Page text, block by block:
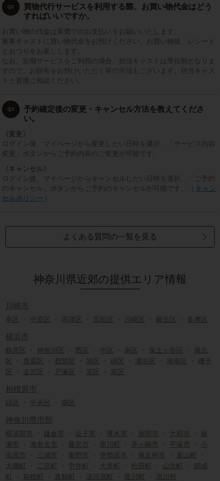
Q2
買物代行サービスを利用する際、お買い物代金はどう
すればいいですか。
お買い物の代金は実費でのお支払いをお願いいたします。
家事キャストに買い物代金をお預けください。お買い物後、レシート
とおつりをお返しします。
なお、定期サービスをご利用の場合、担当キャストは専任制となりま
すので、お財布をお預けいただく等の方法もございます。担当キャス
トと直接ご相談ください。
Q3
予約確定後の変更・キャンセル方法を教えてくださ
い。
《変更》
ログイン後、マイページから変更したい日時を選択、「サービス内容
変更」ボタンからご予約内容のご変更が可能です。
《キャンセル》
ログイン後、マイページからキャンセルしたい日時を選択、「ご予約
のキャンセル」ボタンからご予約のキャンセルが可能です。［
キャン
セルポリシー
よくある質問の一覧を見る
神奈川県近郊の提供エリア情報
川崎市
幸区 ・ 中原区 ・ 高津区 ・ 宮前区 ・ 川崎区 ・ 麻生区 ・ 多摩区
横浜市
鶴見区 ・ 神奈川区 ・ 西区 ・ 中区 ・ 南区 ・ 保土ヶ谷区 ・ 港北
区
・ 青葉区 ・ 都筑区 ・ 旭区 ・ 緑区 ・ 瀬谷区 ・ 港南区 ・ 磯子
区
・ 金沢区 ・ 戸塚区 ・ 栄区 ・ 泉区
相模原市
緑区 ・ 中央区 ・ 南区
神奈川県市部
横須賀市 ・ 鎌倉市 ・ 逗子市 ・ 厚木市 ・ 座間市 ・ 大和市 ・ 綾
瀬市
・ 海老名市 ・ 藤沢市 ・ 寒川町 ・ 茅ヶ崎市 ・ 平塚市 ・ 小
田原市
・ 三浦市 ・ 秦野市 ・ 伊勢原市 ・ 南足柄市 ・ 葉山町 ・
大磯町 ・ 二宮町 ・ 中井町 ・ 大井町 ・ 松田町 ・ 山北町 ・
開成
町 ・ 箱根町 ・ 真鶴町 ・ 湯河原町 ・ 愛川町 ・ 清川村